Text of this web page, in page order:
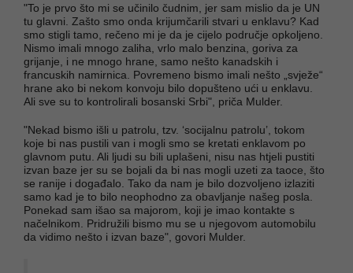
"To je prvo što mi se učinilo čudnim, jer sam mislio da je UN
tu glavni. Zašto smo onda krijumčarili stvari u enklavu? Kad
smo stigli tamo, rečeno mi je da je cijelo područje opkoljeno.
Nismo imali mnogo zaliha, vrlo malo benzina, goriva za
grijanje, i ne mnogo hrane, samo nešto kanadskih i
francuskih namirnica. Povremeno bismo imali nešto „svježe“
hrane ako bi nekom konvoju bilo dopušteno ući u enklavu.
Ali sve su to kontrolirali bosanski Srbi", priča Mulder.
"Nekad bismo išli u patrolu, tzv. ‘socijalnu patrolu’, tokom
koje bi nas pustili van i mogli smo se kretati enklavom po
glavnom putu. Ali ljudi su bili uplašeni, nisu nas htjeli pustiti
izvan baze jer su se bojali da bi nas mogli uzeti za taoce, što
se ranije i događalo. Tako da nam je bilo dozvoljeno izlaziti
samo kad je to bilo neophodno za obavljanje našeg posla.
Ponekad sam išao sa majorom, koji je imao kontakte s
načelnikom. Pridružili bismo mu se u njegovom automobilu
da vidimo nešto i izvan baze", govori Mulder.